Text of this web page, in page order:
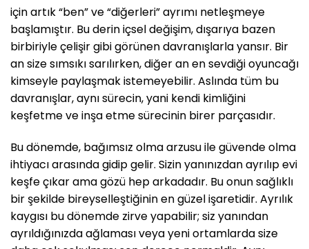
için artık “ben” ve “diğerleri” ayrımı netleşmeye
başlamıştır. Bu derin içsel değişim, dışarıya bazen
birbiriyle çelişir gibi görünen davranışlarla yansır. Bir
an size sımsıkı sarılırken, diğer an en sevdiği oyuncağı
kimseyle paylaşmak istemeyebilir. Aslında tüm bu
davranışlar, aynı sürecin, yani kendi kimliğini
keşfetme ve inşa etme sürecinin birer parçasıdır.
Bu dönemde, bağımsız olma arzusu ile güvende olma
ihtiyacı arasında gidip gelir. Sizin yanınızdan ayrılıp evi
keşfe çıkar ama gözü hep arkadadır. Bu onun sağlıklı
bir şekilde bireyselleştiğinin en güzel işaretidir. Ayrılık
kaygısı bu dönemde zirve yapabilir; siz yanından
ayrıldığınızda ağlaması veya yeni ortamlarda size